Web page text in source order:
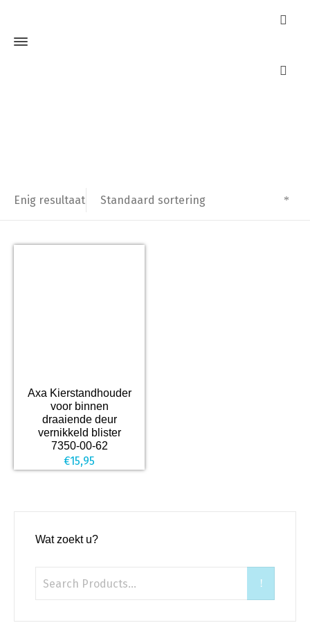
Enig resultaat Standaard sortering
Axa Kierstandhouder
voor binnen
draaiende deur
vernikkeld blister
7350-00-62
€15,95
Wat zoekt u?